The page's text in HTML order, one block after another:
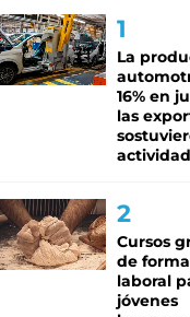
La
16% en
las
actividad
Cursos
de
laboral
jóvenes